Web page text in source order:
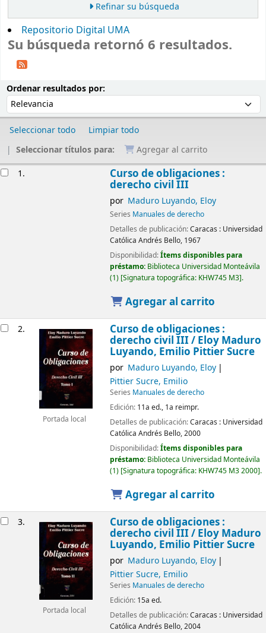
Refinar su búsqueda
Repositorio Digital UMA
Su búsqueda retornó 6 resultados.
Ordenar resultados por:
Seleccionar todo
Limpiar todo
Seleccionar títulos para:
Agregar al carrito
1. Curso de obligaciones :
derecho civil III
por Maduro Luyando, Eloy
Series Manuales de derecho
Detalles de publicación:Caracas : Universidad
Católica Andrés Bello, 1967
Disponibilidad:Ítems disponibles para
préstamo: Biblioteca Universidad Monteávila
(1) Signatura topográfica: KHW745 M3 .
Agregar al carrito
2.
Portada local
Curso de obligaciones :
derecho civil III / Eloy Maduro
Luyando, Emilio Pittier Sucre
por Maduro Luyando, Eloy
Pittier Sucre, Emilio
Series Manuales de derecho
Edición: 11a ed., 1a reimpr.
Detalles de publicación:Caracas : Universidad
Católica Andrés Bello,2000
Disponibilidad:Ítems disponibles para
préstamo: Biblioteca Universidad Monteávila
(1) Signatura topográfica: KHW745 M3 2000 .
Agregar al carrito
3.
Portada local
Curso de obligaciones :
derecho civil III / Eloy Maduro
Luyando, Emilio Pittier Sucre
por Maduro Luyando, Eloy
Pittier Sucre, Emilio
Series Manuales de derecho
Edición: 15a ed.
Detalles de publicación:Caracas : Universidad
Católica Andrés Bello,2004